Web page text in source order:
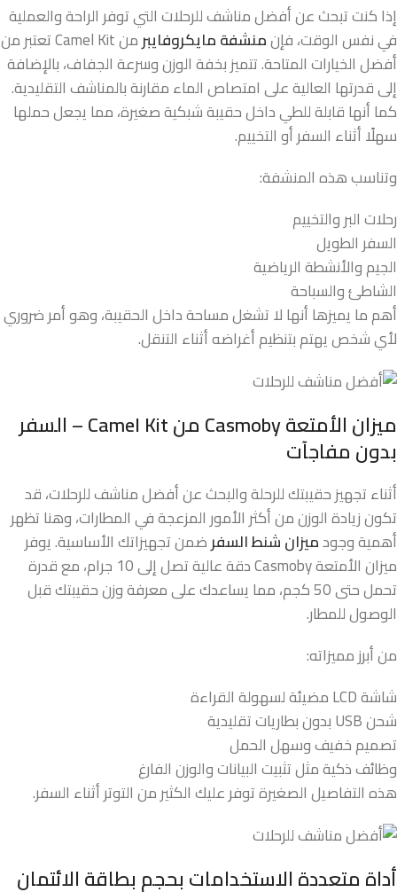
إذا كنت تبحث عن أفضل مناشف للرحلات التي توفر الراحة والعملية
في نفس الوقت، فإنمنشفة مايكروفايبر
من Camel Kit تعتبر من
أفضل الخيارات المتاحة. تتميز بخفة الوزن وسرعة الجفاف، بالإضافة
إلى قدرتها العالية على امتصاص الماء مقارنة بالمناشف التقليدية.
كما أنها قابلة للطي داخل حقيبة شبكية صغيرة، مما يجعل حملها
سهلًا أثناء السفر أو التخييم.
وتناسب هذه المنشفة:
رحلات البر والتخييم
السفر الطويل
الجيم والأنشطة الرياضية
الشاطئ والسباحة
أهم ما يميزها أنها لا تشغل مساحة داخل الحقيبة، وهو أمر ضروري
لأي شخص يهتم بتنظيم أغراضه أثناء التنقل.
ميزان الأمتعة من السفر
بدون مفاجآت
أثناء تجهيز حقيبتك للرحلة والبحث عن أفضل مناشف للرحلات، قد
تكون زيادة الوزن من أكثر الأمور المزعجة في المطارات، وهنا تظهر
أهمية وجودميزان شنط السفرضمن تجهيزاتك الأساسية. يوفر
ميزان الأمتعة Casmoby دقة عالية تصل إلى 10 جرام، مع قدرة
تحمل حتى 50 كجم، مما يساعدك على معرفة وزن حقيبتك قبل
الوصول للمطار.
من أبرز مميزاته:
شاشة LCD مضيئة لسهولة القراءة
شحن USB بدون بطاريات تقليدية
تصميم خفيف وسهل الحمل
وظائف ذكية مثل تثبيت البيانات والوزن الفارغ
هذه التفاصيل الصغيرة توفر عليك الكثير من التوتر أثناء السفر.
أداة متعددة الاستخدامات بحجم بطاقة الائتمان